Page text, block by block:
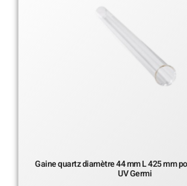
Gaine quartz diamètre 44 mm L 425 mm
UV Germi